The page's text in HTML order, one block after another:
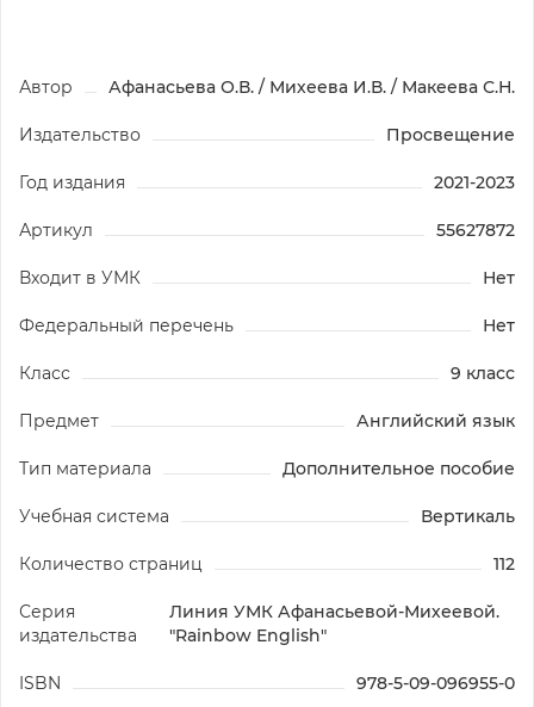
Автор Афанасьева О.В. / Михеева И.В. / Макеева С.Н.
Издательство Просвещение
Год издания 2021-2023
Артикул 55627872
Входит в УМК Нет
Федеральный перечень Нет
Класс 9 класс
Предмет Английский язык
Тип материала Дополнительное пособие
Учебная система Вертикаль
Количество страниц 112
Серия
издательства
Линия УМК Афанасьевой-Михеевой.
"Rainbow English"
ISBN 978-5-09-096955-0